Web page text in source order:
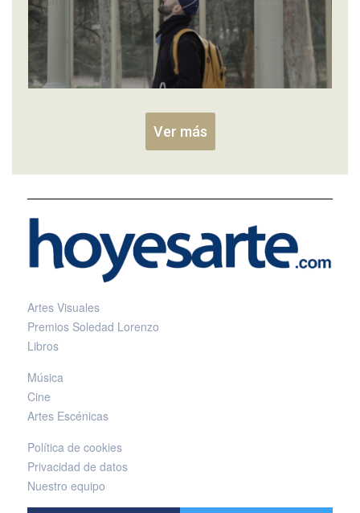
Ver más
Artes Visuales
Premios Soledad Lorenzo
Libros
Música
Cine
Artes Escénicas
Política de cookies
Privacidad de datos
Nuestro equipo